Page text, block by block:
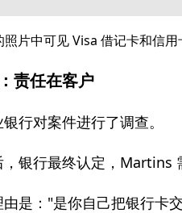
片中可见 Visa 借记卡和信用
责任在客户
行对案件进行了调查。
银行最终认定，Martins
是："是你自己把银行卡